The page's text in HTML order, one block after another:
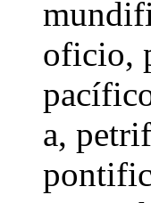
oficio,
a,